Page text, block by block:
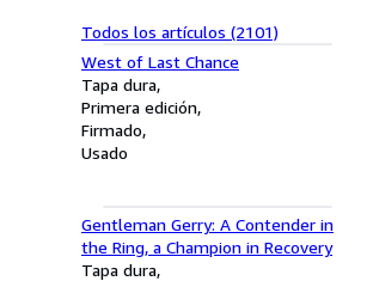
Todos los artículos (2101)
West of Last Chance
Tapa dura
Primera edición
Firmado
Usado
Gentleman Gerry: A Contender in
the Ring, a Champion in Recovery
Tapa dura